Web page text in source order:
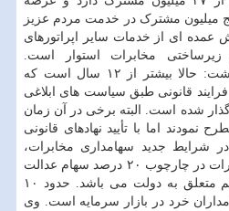
میلیون مشترک در خدمت مردم عزیز
ای از خدمات سایر اپراتورهای
مخابرات استوار است.
مدیرعامل مخابرات اظهار داشت: حالا بیشتر از ۱۲ سال است که
قانونی طبق سیاست های ابلاغی
شده است. البته برخی در آن زمان
اما با تأیید نهادهای قانونی
شرایط جدید سهامداری مخابرات،
بیشتر از ۴۰ درصد سهام مخابرات در چارچوب ۲۰ درصد سهام عدالت
و ۲۰ درصد به صورت مستقیم متعلق به دولت می باشد. حدود ۱۰
خرد در بازار سرمایه است. وی